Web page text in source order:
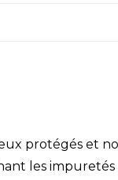
protégés et
les